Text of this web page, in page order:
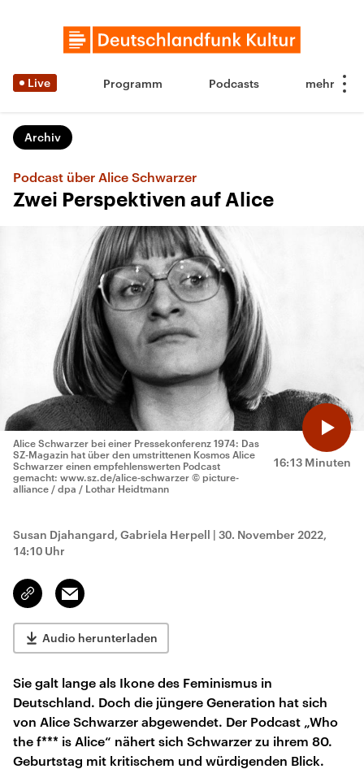
Live Programm Podcasts
Archiv
Podcast über Alice Schwarzer
Zwei Perspektiven auf Alice
16:13 Minuten
Alice Schwarzer bei einer Pressekonferenz 1974: Das
SZ-Magazin hat über den umstrittenen Kosmos Alice
Schwarzer einen empfehlenswerten Podcast
gemacht: www.sz.de/alice-schwarzer © picture-
alliance / dpa / Lothar Heidtmann
Susan Djahangard, Gabriela Herpell | 30. November 2022,
14:10 Uhr
Link
kopieren/teilen
Email
Audio herunterladen
Sie galt lange als Ikone des Feminismus in
Deutschland. Doch die jüngere Generation hat sich
von Alice Schwarzer abgewendet. Der Podcast „Who
the f*** is Alice“ nähert sich Schwarzer zu ihrem 80.
Geburtstag mit kritischem und würdigenden Blick.